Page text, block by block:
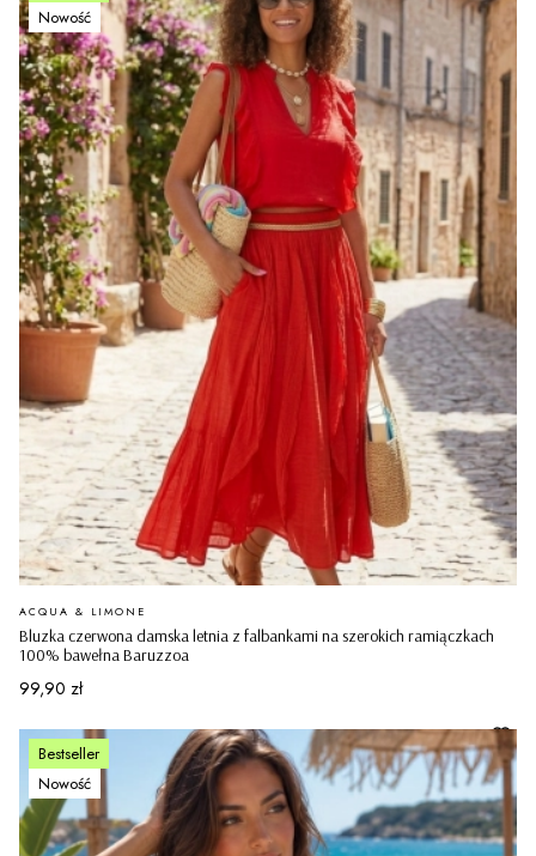
Nowość
Bluzka czerwona damska letnia z falbankami na szerokich ramiączkach
100% bawełna Baruzzoa
PRODUCENT
ACQUA & LIMONE
Cena
99,90 zł
Bestseller
Nowość